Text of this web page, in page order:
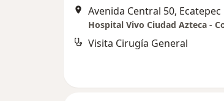
Avenida Central 50,
Hospital Vivo Ciudad Azteca -
Visita Cirugía General